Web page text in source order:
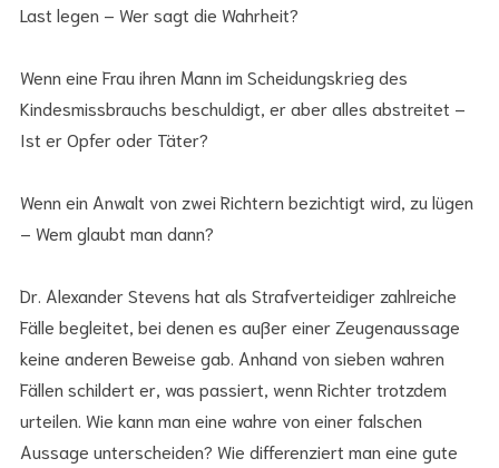
Last legen – Wer sagt die Wahrheit?
Wenn eine Frau ihren Mann im Scheidungskrieg des
Kindesmissbrauchs beschuldigt, er aber alles abstreitet –
Ist er Opfer oder Täter?
Wenn ein Anwalt von zwei Richtern bezichtigt wird, zu lügen
– Wem glaubt man dann?
Dr. Alexander Stevens hat als Strafverteidiger zahlreiche
Fälle begleitet, bei denen es außer einer Zeugenaussage
keine anderen Beweise gab. Anhand von sieben wahren
Fällen schildert er, was passiert, wenn Richter trotzdem
urteilen. Wie kann man eine wahre von einer falschen
Aussage unterscheiden? Wie differenziert man eine gute